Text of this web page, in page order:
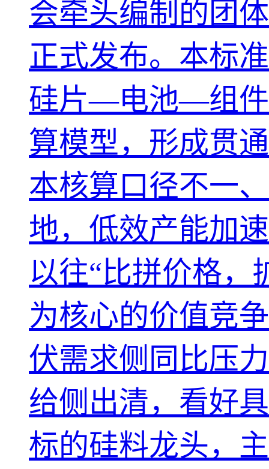
会牵头编制的团
正式发布。本标
硅片—电池—组件
算模型，形成贯
本核算口径不一
地，低效产能加
以往“比拼价格，
为核心的价值竞
伏需求侧同比压
给侧出清，看好
标的硅料龙头，